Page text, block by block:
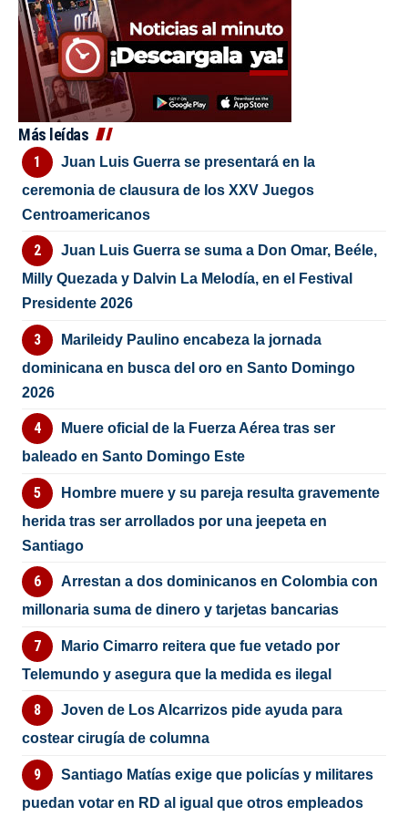
Más leídas
Juan Luis Guerra se presentará en la
ceremonia de clausura de los XXV Juegos
Centroamericanos
Juan Luis Guerra se suma a Don Omar, Beéle,
Milly Quezada y Dalvin La Melodía, en el Festival
Presidente 2026
Marileidy Paulino encabeza la jornada
dominicana en busca del oro en Santo Domingo
2026
Muere oficial de la Fuerza Aérea tras ser
baleado en Santo Domingo Este
Hombre muere y su pareja resulta gravemente
herida tras ser arrollados por una jeepeta en
Santiago
Arrestan a dos dominicanos en Colombia con
millonaria suma de dinero y tarjetas bancarias
Mario Cimarro reitera que fue vetado por
Telemundo y asegura que la medida es ilegal
Joven de Los Alcarrizos pide ayuda para
costear cirugía de columna
Santiago Matías exige que policías y militares
puedan votar en RD al igual que otros empleados